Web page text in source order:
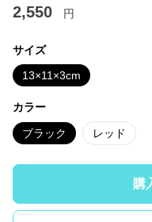
2,550 円
サイズ
13×11×3cm
カラー
ブラック レッド
購